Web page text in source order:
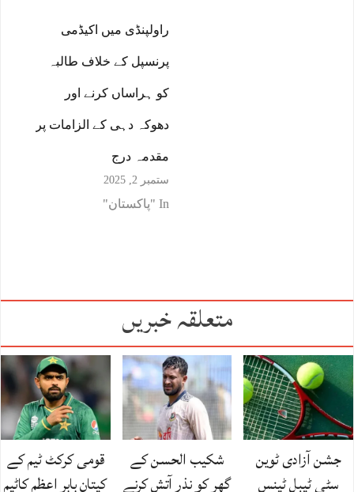
راولپنڈی میں اکیڈمی
پرنسپل کے خلاف طالبہ
کو ہراساں کرنے اور
دھوکہ دہی کے الزامات پر
مقدمہ درج
ستمبر 2, 2025
In "پاکستان"
متعلقہ خبریں
جشن آزادی ٹوین
سٹی ٹیبل ٹینس
شکیب الحسن کے
گھر کو نذرِ آتش کرنے
قومی کرکٹ ٹیم کے
کپتان بابر اعظم کاٹیم